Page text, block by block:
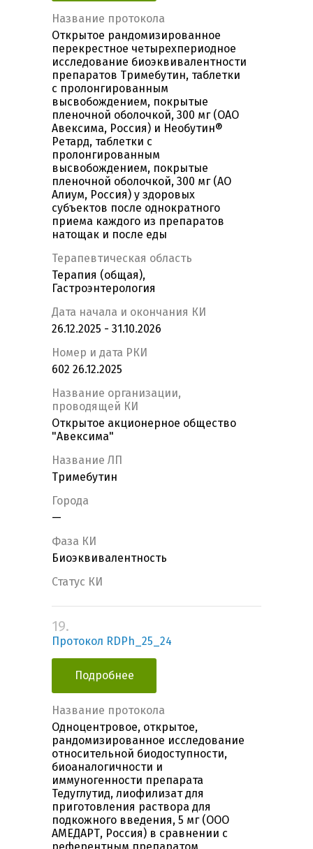
Название протокола
Открытое рандомизированное
перекрестное четырехпериодное
исследование биоэквивалентности
препаратов Тримебутин, таблетки
с пролонгированным
высвобождением, покрытые
пленочной оболочкой, 300 мг (ОАО
Авексима, Россия) и Необутин®
Ретард, таблетки с
пролонгированным
высвобождением, покрытые
пленочной оболочкой, 300 мг (АО
Алиум, Россия) у здоровых
субъектов после однократного
приема каждого из препаратов
натощак и после еды
Терапевтическая область
Терапия (общая),
Гастроэнтерология
Дата начала и окончания КИ
26.12.2025 - 31.10.2026
Номер и дата РКИ
602 26.12.2025
Название организации,
проводящей КИ
Открытое акционерное общество
"Авексима"
Название ЛП
Тримебутин
Города
—
Фаза КИ
Биоэквивалентность
Статус КИ
19.
Протокол RDPh_25_24
Подробнее
Название протокола
Одноцентровое, открытое,
рандомизированное исследование
относительной биодоступности,
биоаналогичности и
иммуногенности препарата
Тедуглутид, лиофилизат для
приготовления раствора для
подкожного введения, 5 мг (ООО
АМЕДАРТ, Россия) в сравнении с